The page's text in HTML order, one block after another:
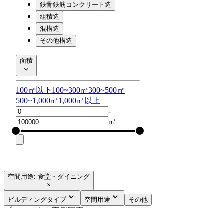
鉄骨鉄筋コンクリート造
組積造
混構造
その他構造
面積
100㎡以下100~300㎡300~500㎡
500~1,000㎡1,000㎡以上
-
㎡
空間用途: 食堂・ダイニング
ビルディングタイプ 空間用途 その他